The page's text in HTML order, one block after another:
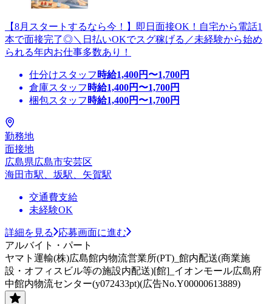
【8月スタートするなら今！】即日面接OK！自宅から電話1
本で面接完了◎＼日払いOKでスグ稼げる／未経験から始め
られる年内お仕事多数あり！
仕分けスタッフ 時給1,400円〜1,700円
倉庫スタッフ 時給1,400円〜1,700円
梱包スタッフ 時給1,400円〜1,700円
勤務地
面接地
広島県広島市安芸区
海田市駅、坂駅、矢賀駅
交通費支給
未経験OK
詳細を見る
応募画面に進む
アルバイト・パート
ヤマト運輸(株)広島館内物流営業所(PT)_館内配送(商業施
設・オフィスビル等の施設内配送)[館]_イオンモール広島府
中館内物流センター(y072433pt)(広告No.Y00000613889)